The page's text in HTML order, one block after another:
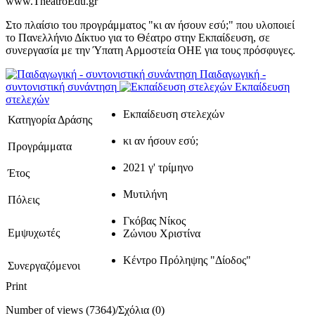
Στο πλαίσιο του προγράμματος "κι αν ήσουν εσύ;" που υλοποιεί
το Πανελλήνιο Δίκτυο για το Θέατρο στην Εκπαίδευση, σε
συνεργασία με την Ύπατη Αρμοστεία ΟΗΕ για τους πρόσφυγες.
Παιδαγωγική -
συντονιστική συνάντηση
Εκπαίδευση
στελεχών
Κατηγορία Δράσης
Εκπαίδευση στελεχών
Προγράμματα κι αν ήσουν εσύ;
Έτος 2021 γ' τρίμηνο
Πόλεις Μυτιλήνη
Εμψυχωτές
Γκόβας Νίκος
Ζώνιου Χριστίνα
Συνεργαζόμενοι Κέντρο Πρόληψης "Δίοδος"
Print
Number of views (7364)/Σχόλια (0)